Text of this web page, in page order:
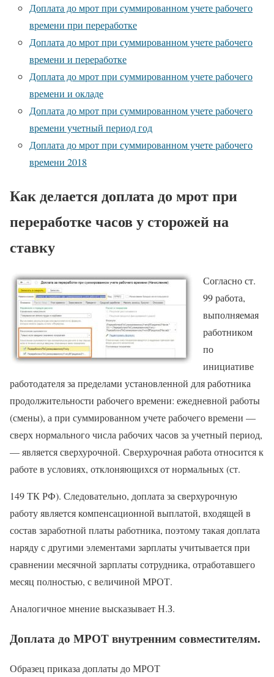
Доплата до мрот при суммированном учете рабочего
времени при переработке
Доплата до мрот при суммированном учете рабочего
времени и переработке
Доплата до мрот при суммированном учете рабочего
времени и окладе
Доплата до мрот при суммированном учете рабочего
времени учетный период год
Доплата до мрот при суммированном учете рабочего
времени 2018
Как делается доплата до мрот при
переработке часов у сторожей на
ставку
Согласно ст.
99 работа,
выполняемая
работником
по
инициативе
работодателя за пределами установленной для работника
продолжительности рабочего времени: ежедневной работы
(смены), а при суммированном учете рабочего времени —
сверх нормального числа рабочих часов за учетный период,
— является сверхурочной. Сверхурочная работа относится к
работе в условиях, отклоняющихся от нормальных (ст.
149 ТК РФ). Следовательно, доплата за сверхурочную
работу является компенсационной выплатой, входящей в
состав заработной платы работника, поэтому такая доплата
наряду с другими элементами зарплаты учитывается при
сравнении месячной зарплаты сотрудника, отработавшего
месяц полностью, с величиной МРОТ.
Аналогичное мнение высказывает Н.З.
Доплата до МРОТ внутренним совместителям.
Образец приказа доплаты до МРОТ